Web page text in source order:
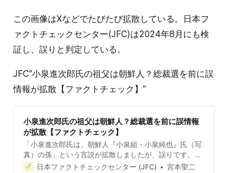
この画像はXなどでたびたび拡散している。日本フ
ァクトチェックセンター(JFC)は2024年8月にも検
証し、誤りと判定している。
JFC“小泉進次郎氏の祖父は朝鮮人？総裁選を前に誤
情報が拡散【ファクトチェック】”
小泉進次郎氏の祖父は朝鮮人？総裁選を前に誤情報
が拡散【ファクトチェック】
「小泉進次郎氏は、朝鮮人『小泉組・小泉純也』氏（写
真）の孫」という言説が拡散しましたが、誤りです。小
泉氏の祖父は防衛庁長官をつとめた小泉純也氏で、純也
日本ファクトチェックセンター (JFC) 宮本聖二